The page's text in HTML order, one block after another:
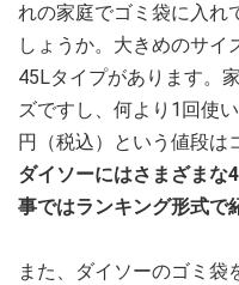
れの家庭でゴミ袋に入れ
しょうか。大きめのサイ
45Lタイプがあります。
ズですし、何より1回使
円（税込）という値段は
ダイソーにはさまざまな
事ではランキング形式で
また、ダイソーのゴミ袋